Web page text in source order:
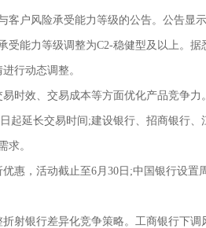
户风险承受能力等级的公告。公告显
能力等级调整为C2-稳健型及以上。
行动态调整。
时效、交易成本等方面优化产品竞争力
起延长交易时间;建设银行、招商银行
求。
惠，活动截止至6月30日;中国银行设置
射银行差异化竞争策略。工商银行下调